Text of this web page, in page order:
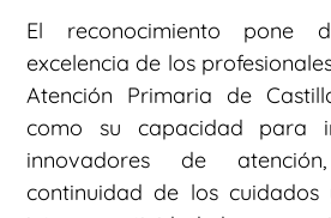
El reconocimiento pone
excelencia de los
Atención Primaria de
como su capacidad para
innovadores de
continuidad de los